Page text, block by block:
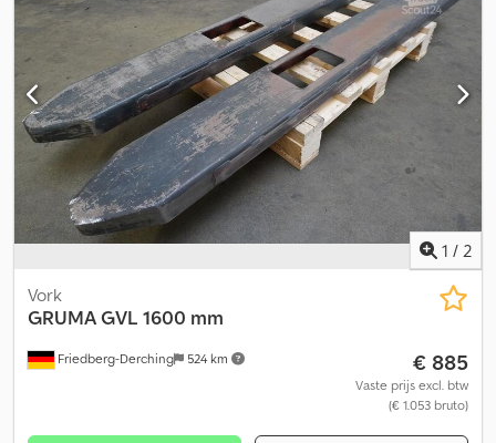
openingsbereik: 320 - 1610 mm, vorkdragerbreedte: 1100 mm,
vorklengte: 1200 mm, lastzwaartepunt: 500 mm, eigen
zwaartepunt: 232 mm. Csdpfx Afjw Uwkzjlorf
1 / 2
Friedberg-Derching 524 km
Vork
GRUMAGVL 1600 mm
€ 885
Vaste prijs excl. btw
(€ 1.053 bruto)